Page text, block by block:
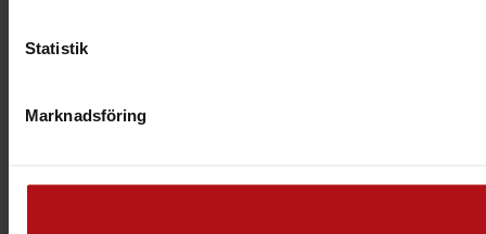
Statistik
Marknadsföring